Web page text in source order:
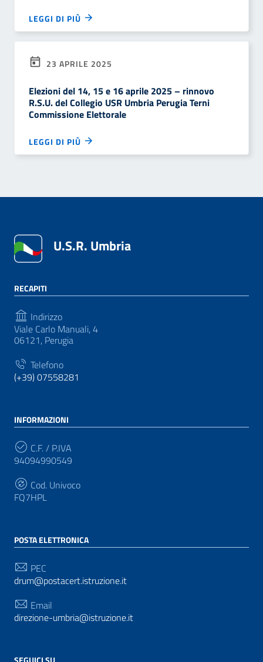
LEGGI DI PIÙ
23 APRILE 2025
Elezioni del 14, 15 e 16 aprile 2025 – rinnovo
R.S.U. del Collegio USR Umbria Perugia Terni
Commissione Elettorale
LEGGI DI PIÙ
U.S.R. Umbria
RECAPITI
Indirizzo
Viale Carlo Manuali, 4
06121, Perugia
Telefono
(+39) 07558281
INFORMAZIONI
C.F. / P.IVA
94094990549
Cod. Univoco
FQ7HPL
POSTA ELETTRONICA
PEC
drum@postacert.istruzione.it
Email
direzione-umbria@istruzione.it